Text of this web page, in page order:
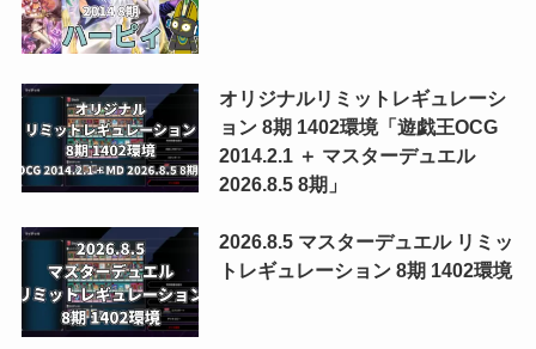
オリジナルリミットレギュレーシ
ョン 8期 1402環境「遊戯王OCG
2014.2.1 ＋ マスターデュエル
2026.8.5 8期」
2026.8.5 マスターデュエル リミッ
トレギュレーション 8期 1402環境